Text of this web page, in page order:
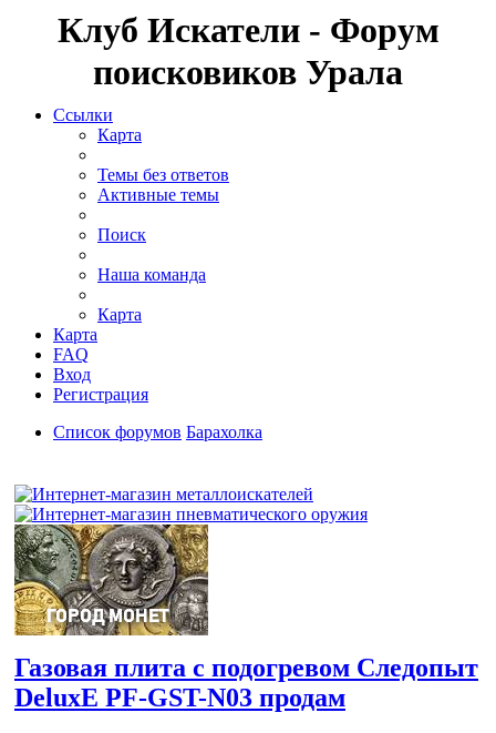
Клуб Искатели - Форум
поисковиков Урала
Ссылки
Карта
Темы без ответов
Активные темы
Поиск
Наша команда
Карта
Карта
FAQ
Вход
Регистрация
Список форумов Барахолка
Газовая плита с подогревом Следопыт
DeluxE PF-GST-N03 продам